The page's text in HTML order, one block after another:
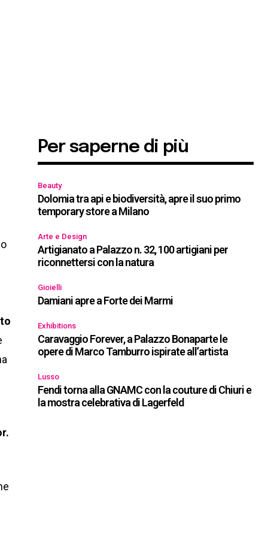
Per saperne di più
Beauty
Dolomia tra api e biodiversità, apre il suo primo
temporary store a Milano
Arte e Design
Artigianato a Palazzo n. 32, 100 artigiani per
riconnettersi con la natura
Gioielli
Damiani apre a Forte dei Marmi
Exhibitions
Caravaggio Forever, a Palazzo Bonaparte le
opere di Marco Tamburro ispirate all’artista
Lusso
Fendi torna alla GNAMC con la couture di Chiuri e
la mostra celebrativa di Lagerfeld